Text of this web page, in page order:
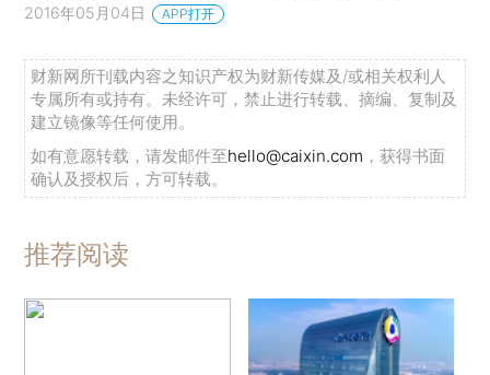
2016年05月04日 APP打开
财新网所刊载内容之知识产权为财新传媒及/或相关权利人
专属所有或持有。未经许可，禁止进行转载、摘编、复制及
建立镜像等任何使用。
如有意愿转载，请发邮件至hello@caixin.com ，获得书面
确认及授权后，方可转载。
推荐阅读